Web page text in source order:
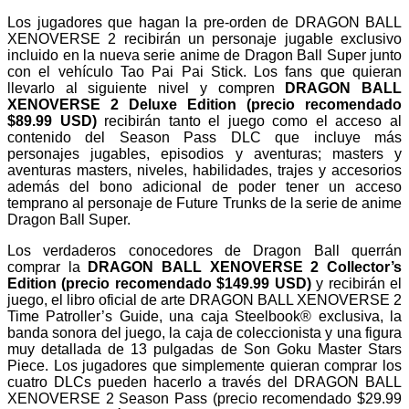
Los jugadores que hagan la pre-orden de DRAGON BALL
XENOVERSE 2 recibirán un personaje jugable exclusivo
incluido en la nueva serie anime de Dragon Ball Super junto
con el vehículo Tao Pai Pai Stick. Los fans que quieran
llevarlo al siguiente nivel y compren
DRAGON BALL
XENOVERSE 2 Deluxe Edition (precio recomendado
$89.99 USD)recibirán tanto el juego como el acceso al
contenido del Season Pass DLC que incluye más
personajes jugables, episodios y aventuras; masters y
aventuras masters, niveles, habilidades, trajes y accesorios
además del bono adicional de poder tener un acceso
temprano al personaje de Future Trunks de la serie de anime
Dragon Ball Super.
Los verdaderos conocedores de Dragon Ball querrán
comprar la
DRAGON BALL XENOVERSE 2 Collector’s
Edition (precio recomendado $149.99 USD)y recibirán el
juego, el libro oficial de arte DRAGON BALL XENOVERSE 2
Time Patroller’s Guide, una caja Steelbook® exclusiva, la
banda sonora del juego, la caja de coleccionista y una figura
muy detallada de 13 pulgadas de Son Goku Master Stars
Piece. Los jugadores que simplemente quieran comprar los
cuatro DLCs pueden hacerlo a través del DRAGON BALL
XENOVERSE 2 Season Pass (precio recomendado $29.99